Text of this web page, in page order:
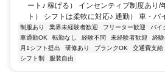
ート♪ 稼げる） インセンティブ制度あり/
ト） シフトは柔軟に対応♪ 通勤） 車・バ
制服あり 業界未経験者歓迎 フリーター歓迎 バイ
車通勤OK
転勤なし 経験不問 未経験者歓迎 経
月1シフト提出
研修あり ブランクOK 交通費支給
シフト制
服装自由